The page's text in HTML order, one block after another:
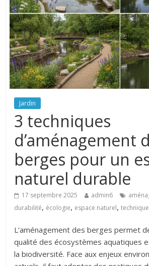
Jardin
3 techniques
d’aménagement
berges pour un
naturel durable
17 septembre 2025 admin6
durabilité, écologie, espace naturel,
L’aménagement des berges permet
qualité des écosystèmes aquatiques
la biodiversité. Face aux enjeux